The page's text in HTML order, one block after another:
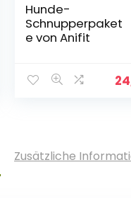
Hunde-
Schnupperpaket
e von Anifit
Zusätzliche